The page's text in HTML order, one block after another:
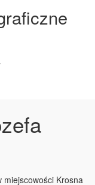
miejscowości Krosna